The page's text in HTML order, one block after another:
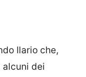
Ilario che,
alcuni dei